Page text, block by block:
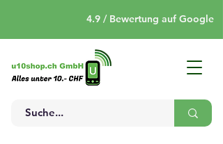
4.9 / Bewertung auf Google